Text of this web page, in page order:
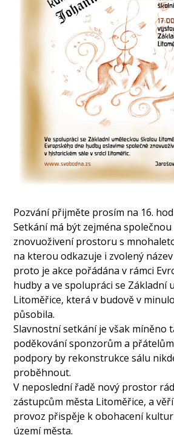
Pozvání přijměte prosím na 16.
Setkání má být zejména
znovuoživení prostoru s
na kterou odkazuje i zvolený
proto je akce pořádána v rámci
hudby a ve spolupráci se Základní
Litoměřice, která v budově v
působila.
Slavnostní setkání je však míněno
poděkování sponzorům a
podpory by rekonstrukce sálu
proběhnout.
V neposlední řadě nový prostor
zástupcům města Litoměřice, a
provoz přispěje k obohacení
území města.